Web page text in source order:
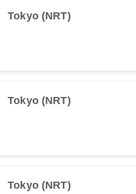
Tokyo (NRT)
Tokyo (NRT)
Tokyo (NRT)